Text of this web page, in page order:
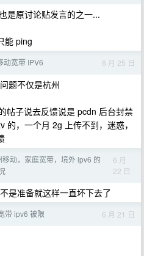
是原讨论贴发言的之一...
能 ping
动宽带 IPV6 6 月 25 日
题不仅是杭州
帖子说去反馈说是 pcdn 后台封禁
，一个月 2g 上传不到，迷惑，
移动，家庭宽带，境外 ipv6 的
6 月
22 日
是准备就这样一直坏下去了
带 ipv6 被限 6 月 21 日